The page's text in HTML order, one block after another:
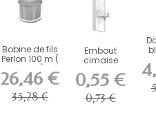
Bobine de fils
Perlon 100 m (
2 mm)
26,46 €
35,28 €
Embout
cimaise
newly R30 -
accrochage...
0,55 €
0,73 €
x